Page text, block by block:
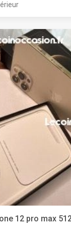
12 pro max